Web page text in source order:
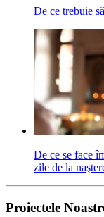
De ce trebuie
De ce se face
zile de la
Proiectele